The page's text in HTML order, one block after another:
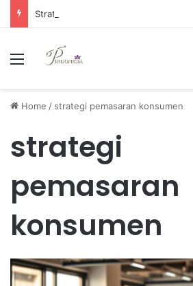
Menu
Home / strategi pemasaran konsumen
strategi
pemasaran
konsumen